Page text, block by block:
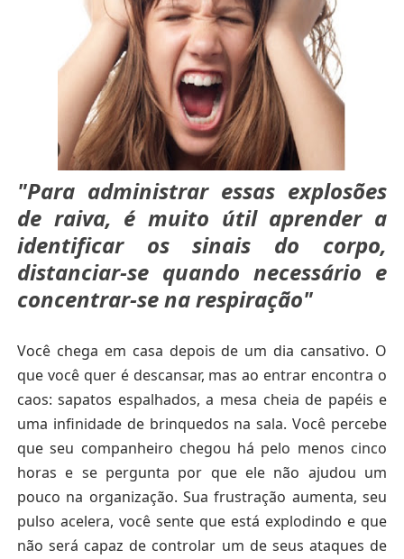
"Para administrar essas explosões
de raiva, é muito útil aprender a
identificar os sinais do corpo,
distanciar-se quando necessário e
concentrar-se na respiração"
Você chega em casa depois de um dia cansativo. O
que você quer é descansar, mas ao entrar encontra o
caos: sapatos espalhados, a mesa cheia de papéis e
uma infinidade de brinquedos na sala. Você percebe
que seu companheiro chegou há pelo menos cinco
horas e se pergunta por que ele não ajudou um
pouco na organização. Sua frustração aumenta, seu
pulso acelera, você sente que está explodindo e que
não será capaz de controlar um de seus ataques de